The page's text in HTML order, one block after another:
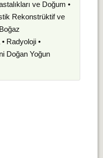
ve Doğum •
Rekonstrüktif ve
Radyoloji •
Doğan Yoğun